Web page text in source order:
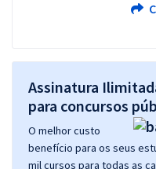
Assinatura
para concursos
O melhor custo
benefício para os seus
mil cursos para todas as